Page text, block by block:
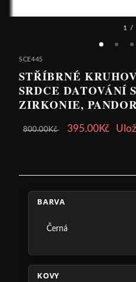
1 /
SCE445
STŘÍBRNÉ
SRDCE DATOVÁNÍ
ZIRKONIE,
800.00Kč 395.00Kč
BARVA
Černá
KOVY